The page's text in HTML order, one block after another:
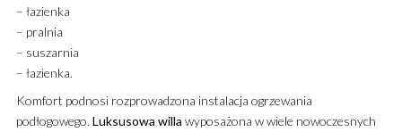
– łazienka
– pralnia
– suszarnia
– łazienka.
Komfort podnosi rozprowadzona instalacja ogrzewania
podłogowego. Luksusowa willa wyposażona w wiele nowoczesnych